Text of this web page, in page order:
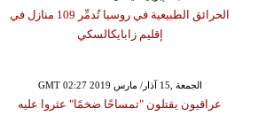
الحرائق الطبيعية في روسيا تُدمِّر 109 منازل في
إقليم زابايكالسكي
GMT 02:27 2019 الجمعة ,15 آذار/ مارس
عراقيون يقتلون "تمساحًا ضخمًا" عثروا عليه